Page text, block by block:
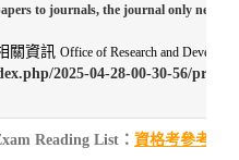
to journals, the journal only needs
關資訊 Office of Research and
2025-04-28-00-30-56/
Reading List： 資格考參考書